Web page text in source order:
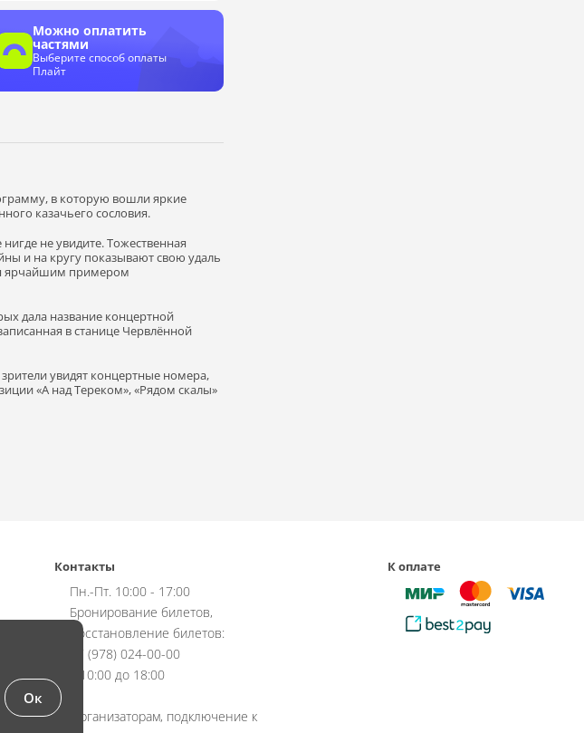
Можно оплатить
частями
Выберите способ оплаты
Плайт
в которую вошли яркие
казачьего сословия.
не увидите. Тожественная
и на кругу показывают свою удаль
ярчайшим примером
дала название концертной
в станице Червлённой
увидят концертные номера,
«А над Тереком», «Рядом скалы»
Контакты
Пн.-Пт. 10:00 - 17:00
Бронирование билетов,
Восстановление билетов:
+7 (978) 024-00-00
с 10:00 до 18:00
Организаторам, подключение к
К оплате
Ок